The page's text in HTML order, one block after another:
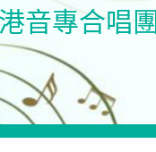
音專合唱團